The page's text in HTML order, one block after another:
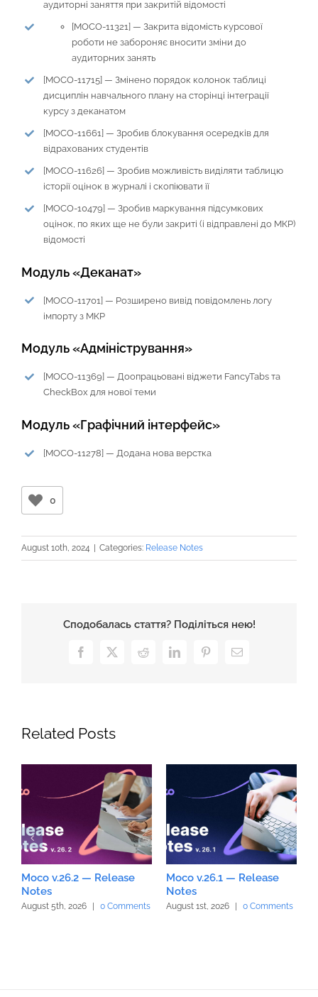
аудиторні заняття при закритій відомості
[MOCO-11321] — Закрита відомість курсової
роботи не забороняє вносити зміни до
аудиторних занять
[MOCO-11715] — Змінено порядок колонок таблиці
дисциплін навчального плану на сторінці інтеграції
курсу з деканатом
[MOCO-11661] — Зробив блокування осередків для
відрахованих студентів
[MOCO-11626] — Зробив можливість виділяти таблицю
історії оцінок в журналі і скопіювати її
[MOCO-10479] — Зробив маркування підсумкових
оцінок, по яких ще не були закриті (і відправлені до МКР)
відомості
Модуль «Деканат»
[MOCO-11701] — Розширено вивід повідомлень логу
імпорту з МКР
Модуль «Адміністрування»
[MOCO-11369] — Доопрацьовані віджети FancyTabs та
CheckBox для нової теми
Модуль «Графічний інтерфейс»
[MOCO-11278] — Додана нова верстка
0
August 10th, 2024 | Categories: Release Notes
Сподобалась стаття? Поділіться нею!
Facebook
X RedditLinkedInPinterestEmail
Related Posts
Moco v.26.2 — Release
Notes
August 5th, 2026 | 0 Comments
Moco v.26.1 — Release
Notes
August 1st, 2026 | 0 Comments